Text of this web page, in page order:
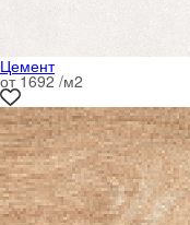
Цемент
от 1692 /м2